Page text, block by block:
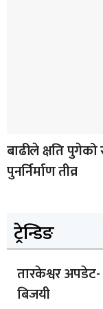
बाढीले क्षति
पुनर्निर्माण तीव्र
ट्रेन्डिङ
तारकेश्वर
बिजयी